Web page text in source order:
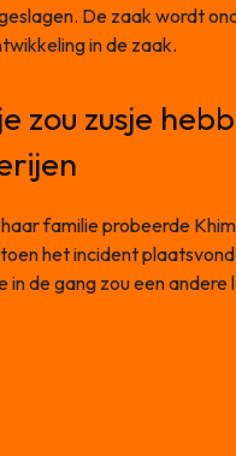
De zaak wordt
in de zaak.
zou zusje
familie probeerde
het incident
in de gang zou een